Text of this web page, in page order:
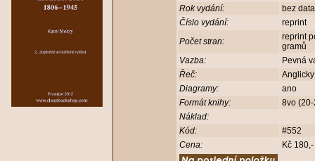
Rok vydání:
bez
Číslo vydání:
reprint
Počet stran:
reprint
gramů
Vazba:
Pevná
Řeč:
Diagramy:
ano
Formát knihy:
8vo
Náklad:
Kód:
#552
Cena:
Kč